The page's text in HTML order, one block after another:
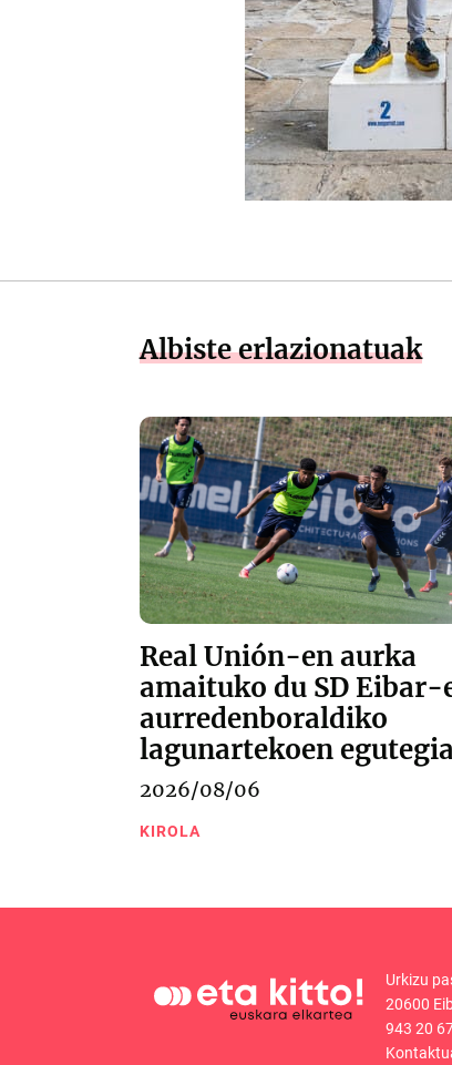
Albiste erlazionatuak
Real Unión-en aurka
amaituko du SD Eibar-
aurredenboraldiko
lagunartekoen
2026/08/06
KIROLA
Urkizu
20600
943 20